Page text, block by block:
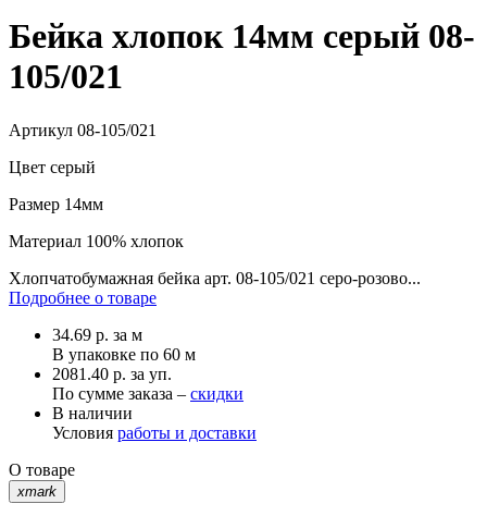
Бейка хлопок 14мм серый 08-
105/021
Артикул 08-105/021
Цвет серый
Размер 14мм
Материал 100% хлопок
Хлопчатобумажная бейка арт. 08-105/021 серо-розово...
Подробнее о товаре
34.69 р. за м
В упаковке по 60 м
2081.40 р. за уп.
По сумме заказа – скидки
В наличии
Условия работы и доставки
О товаре
xmark